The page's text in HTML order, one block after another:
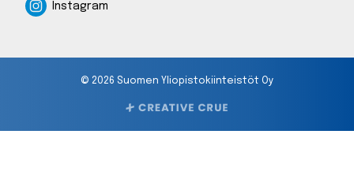
Instagram
Instagram
© 2026 Suomen Yliopistokiinteistöt Oy